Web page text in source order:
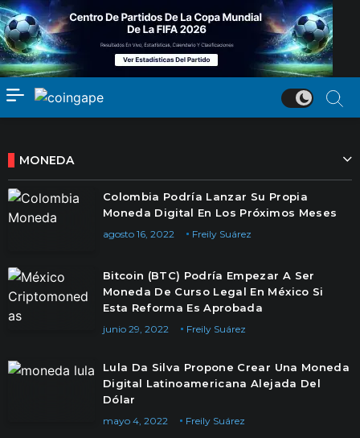
MONEDA
Colombia Podría Lanzar Su Propia
Moneda Digital En Los Próximos Meses
Freily Suárez
agosto 16, 2022
Bitcoin (BTC) Podría Empezar A Ser
Moneda De Curso Legal En México Si
Esta Reforma Es Aprobada
Freily Suárez
junio 29, 2022
Lula Da Silva Propone Crear Una Moneda
Digital Latinoamericana Alejada Del
Dólar
Freily Suárez
mayo 4, 2022